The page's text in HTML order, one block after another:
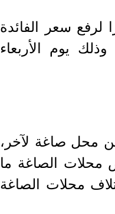
لرفع سعر الفائدة
الاحتياطي الفيدرالي بمقدار 0.5% وذلك يوم الأربعاء
محل صاغة لآخر،
محلات الصاغة ما
محلات الصاغة